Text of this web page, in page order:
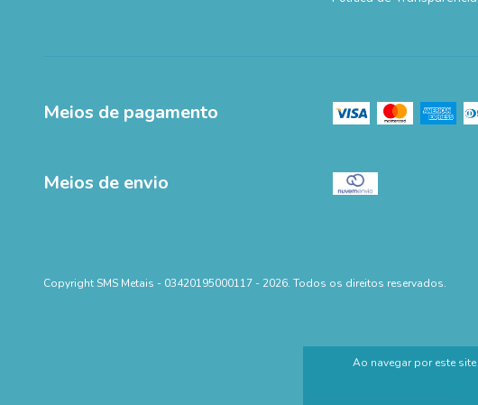
Ao navegar por este site
Meios de pagamento
Meios de envio
Copyright SMS Metais - 03420195000117 - 2026. Todos os direitos reservados.